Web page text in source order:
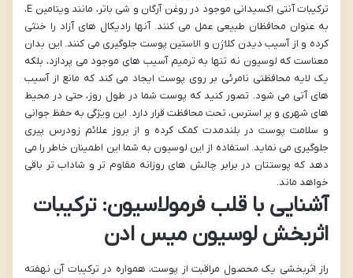
ترکیبات آنتی اکسیدانی موجود در روغن آرگان و شی باتر، مانند ویتامین E،
به عنوان محافظان طبیعی عمل می کنند. آنها رادیکال های آزاد را خنثی
کرده و از آسیب دیدن کلاژن و الاستین پوست جلوگیری می کنند. این بدان
معناست که لوسیون نه تنها به ترمیم آسیب های موجود می پردازد، بلکه
یک لایه محافظتی نامرئی بر روی پوست ایجاد می کند که مانع از آسیب
های آتی می شود. تصور کنید که پوست شما در طول روز، حتی در محیط
های شهری و پر استرس، تحت محافظت قرار دارد. این ویژگی به حفظ جوانی
و سلامت پوست در بلندمدت کمک کرده و از بروز علائم زودرس پیری
جلوگیری می نماید. استفاده از این لوسیون به شما این اطمینان خاطر را می
دهد که پوستتان در برابر چالش های روزانه مقاوم تر و شاداب تر باقی
خواهد ماند.
آشنایی با قلب فرمولاسیون: ترکیبات
اثربخش لوسیون میس ادن
راز اثربخشی یک محصول مراقبت از پوست، همواره در ترکیبات آن نهفته